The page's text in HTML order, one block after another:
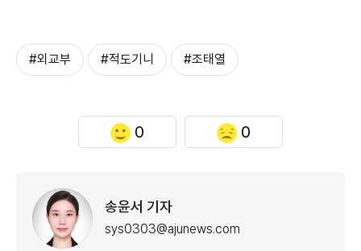
#외교부 #적도기니 #조태열
0 0
송윤서 기자
sys0303@ajunews.com